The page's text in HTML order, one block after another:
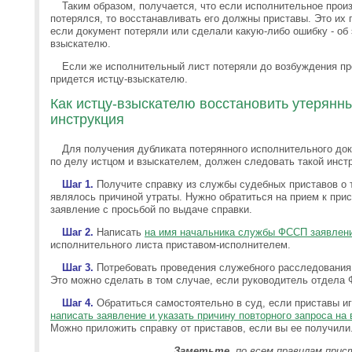
Таким образом, получается, что если исполнительное
потерялся, то восстанавливать его должны приставы. Это их
если документ потеряли или сделали какую-либо ошибку -
взыскателю.
Если же исполнительный лист потеряли до возбуждения
придется истцу-взыскателю.
Как истцу-взыскателю восстановить
инструкция
Для получения дубликата потерянного исполнительного
по делу истцом и взыскателем, должен следовать такой
Шаг 1. Получите справку из службы судебных приставов
являлось причиной утраты. Нужно обратиться на прием к
заявление с просьбой по выдаче справки.
Шаг 2. Написать на имя начальника службы ФССП
исполнительного листа приставом-исполнителем.
Шаг 3. Потребовать проведения служебного
Это можно сделать в том случае, если руководитель
Шаг 4. Обратиться самостоятельно в суд, если приставы
написать заявление и указать причину повторного запроса
Можно приложить справку от приставов, если вы ее